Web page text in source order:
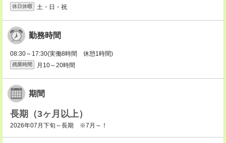
休日休暇 土・日・祝
勤務時間
08:30～17:30(実働8時間 休憩1時間)
残業時間 月10～20時間
期間
長期（3ヶ月以上）
2026年07月下旬～長期 ※7月～！